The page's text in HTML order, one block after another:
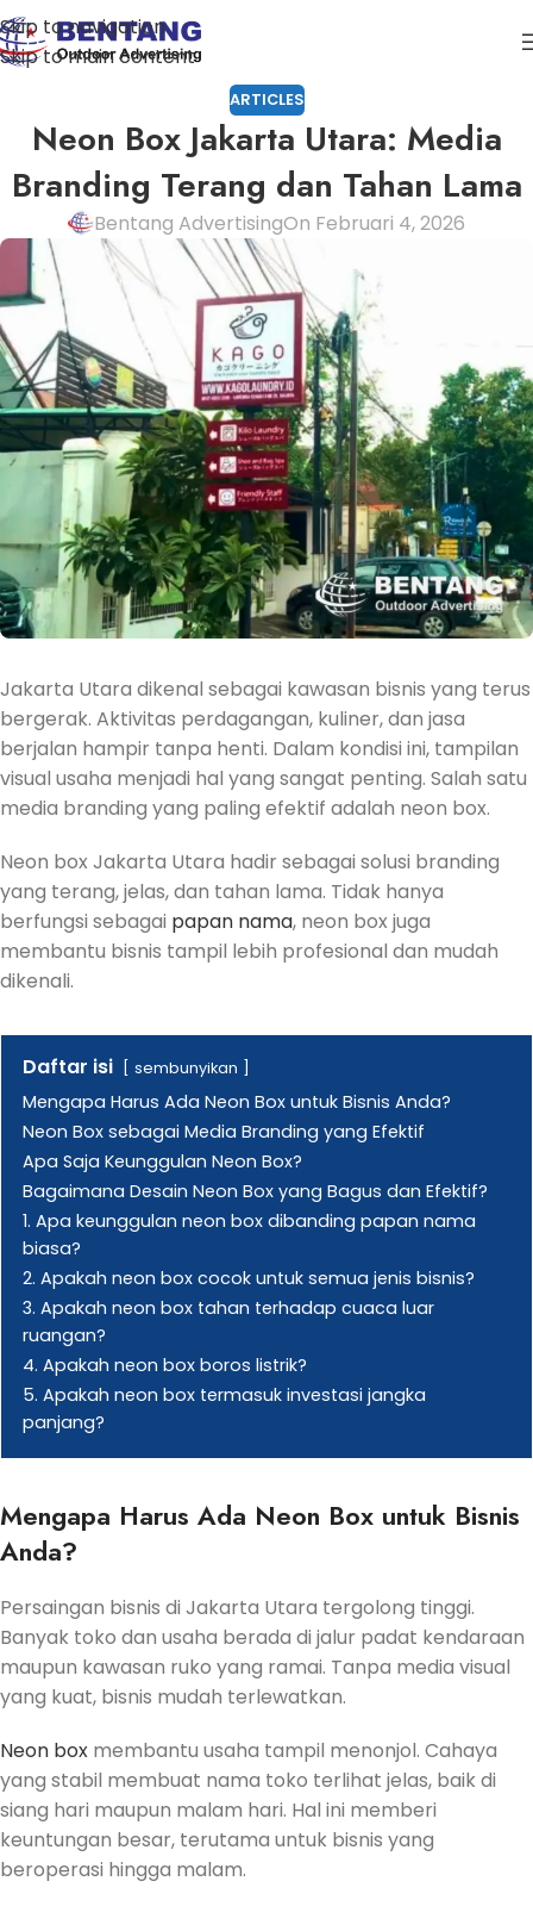
Skip to navigation
Skip to main content
ARTICLES
Neon Box Jakarta Utara: Media
Branding Terang dan Tahan Lama
Bentang AdvertisingOn Februari 4, 2026
Jakarta Utara dikenal sebagai kawasan bisnis yang terus
bergerak. Aktivitas perdagangan, kuliner, dan jasa
berjalan hampir tanpa henti. Dalam kondisi ini, tampilan
visual usaha menjadi hal yang sangat penting. Salah satu
media branding yang paling efektif adalah neon box.
Neon box Jakarta Utara hadir sebagai solusi branding
yang terang, jelas, dan tahan lama. Tidak hanya
berfungsi sebagai papan nama, neon box juga
membantu bisnis tampil lebih profesional dan mudah
dikenali.
Daftar isi sembunyikan
Mengapa Harus Ada Neon Box untuk Bisnis Anda?
Neon Box sebagai Media Branding yang Efektif
Apa Saja Keunggulan Neon Box?
Bagaimana Desain Neon Box yang Bagus dan Efektif?
1. Apa keunggulan neon box dibanding papan nama
biasa?
2. Apakah neon box cocok untuk semua jenis bisnis?
3. Apakah neon box tahan terhadap cuaca luar
ruangan?
4. Apakah neon box boros listrik?
5. Apakah neon box termasuk investasi jangka
panjang?
Mengapa Harus Ada Neon Box untuk Bisnis
Anda?
Persaingan bisnis di Jakarta Utara tergolong tinggi.
Banyak toko dan usaha berada di jalur padat kendaraan
maupun kawasan ruko yang ramai. Tanpa media visual
yang kuat, bisnis mudah terlewatkan.
Neon box membantu usaha tampil menonjol. Cahaya
yang stabil membuat nama toko terlihat jelas, baik di
siang hari maupun malam hari. Hal ini memberi
keuntungan besar, terutama untuk bisnis yang
beroperasi hingga malam.